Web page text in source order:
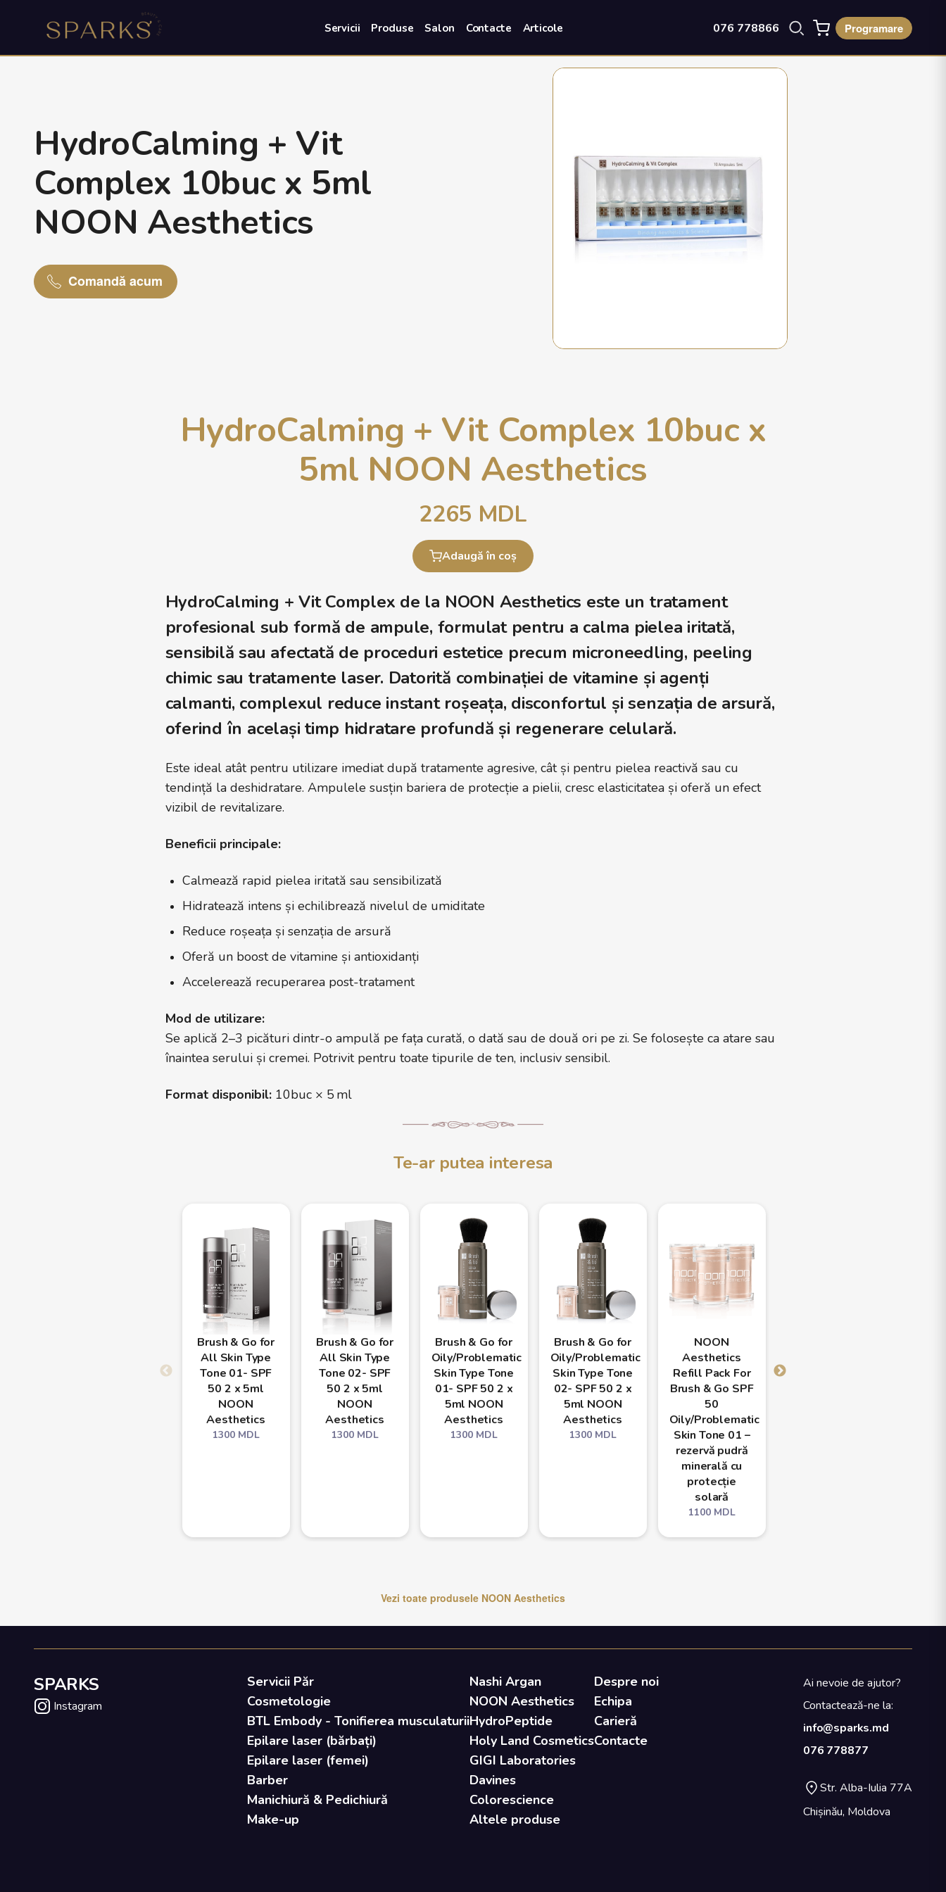
Servicii Produse Salon Contacte Articole 076 778866 Programare
HydroCalming + Vit
Complex 10buc x 5ml
NOON Aesthetics
Comandă acum
HydroCalming + Vit Complex 10buc x
5ml NOON Aesthetics
2265 MDL
Adaugă în coș
HydroCalming + Vit Complex de la NOON Aesthetics este un tratament
profesional sub formă de ampule, formulat pentru a calma pielea iritată,
sensibilă sau afectată de proceduri estetice precum microneedling, peeling
chimic sau tratamente laser. Datorită combinației de vitamine și agenți
calmanti, complexul reduce instant roșeața, disconfortul și senzația de arsură,
oferind în același timp hidratare profundă și regenerare celulară.
Este ideal atât pentru utilizare imediat după tratamente agresive, cât și pentru pielea reactivă sau cu
tendință la deshidratare. Ampulele susțin bariera de protecție a pielii, cresc elasticitatea și oferă un efect
vizibil de revitalizare.
Beneficii principale:
Calmează rapid pielea iritată sau sensibilizată
Hidratează intens și echilibrează nivelul de umiditate
Reduce roșeața și senzația de arsură
Oferă un boost de vitamine și antioxidanți
Accelerează recuperarea post-tratament
Mod de utilizare:
Se aplică 2–3 picături dintr-o ampulă pe fața curată, o dată sau de două ori pe zi. Se folosește ca atare sau
înaintea serului și cremei. Potrivit pentru toate tipurile de ten, inclusiv sensibil.
Format disponibil:10buc × 5 ml
Te-ar putea interesa
Brush & Go for
All Skin Type
Tone 01- SPF
50 2 x 5ml
NOON
Aesthetics
1300MDL
Brush & Go for
All Skin Type
Tone 02- SPF
50 2 x 5ml
NOON
Aesthetics
1300MDL
Brush & Go for
Oily/Problematic
Skin Type Tone
01- SPF 50 2 x
5ml NOON
Aesthetics
1300MDL
Brush & Go for
Oily/Problematic
Skin Type Tone
02- SPF 50 2 x
5ml NOON
Aesthetics
1300MDL
NOON
Aesthetics
Refill Pack For
Brush & Go SPF
50
Oily/Problematic
Skin Tone 01 –
rezervă pudră
minerală cu
protecție
solară
1100MDL
Vezi toate produsele NOON Aesthetics
SPARKS
Instagram
Servicii Păr
Cosmetologie
BTL Embody - Tonifierea musculaturii
Epilare laser (bărbați)
Epilare laser (femei)
Barber
Manichiură & Pedichiură
Make-up
Nashi Argan
NOON Aesthetics
HydroPeptide
Holy Land Cosmetics
GIGI Laboratories
Davines
Colorescience
Altele produse
Despre noi
Echipa
Carieră
Contacte
Ai nevoie de ajutor?
Contactează-ne la:
info@sparks.md
076 778877
Str. Alba-Iulia 77A
Chișinău, Moldova